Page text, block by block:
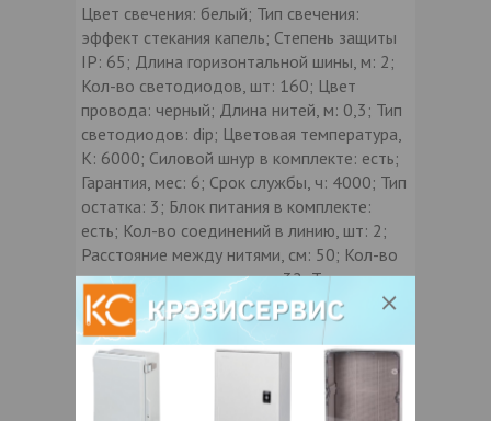
Цвет свечения: белый; Тип свечения:
эффект стекания капель; Степень защиты
IP: 65; Длина горизонтальной шины, м: 2;
Кол-во светодиодов, шт: 160; Цвет
провода: черный; Длина нитей, м: 0,3; Тип
светодиодов: dip; Цветовая температура,
К: 6000; Силовой шнур в комплекте: есть;
Гарантия, мес: 6; Срок службы, ч: 4000; Тип
остатка: 3; Блок питания в комплекте:
есть; Кол-во соединений в линию, шт: 2;
Расстояние между нитями, см: 50; Кол-во
светодиодов на ните, шт: 32; Тип насадки:
сталактит 30 см; Цвет насадки:
прозрачная; Напряжение, V: 12; Мощность,
Вт: 3